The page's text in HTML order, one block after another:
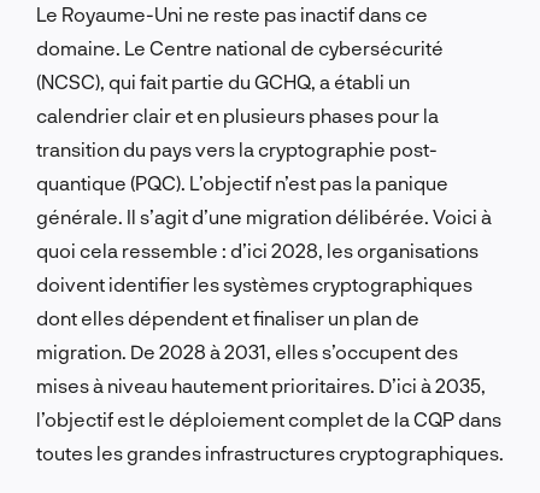
Le Royaume-Uni ne reste pas inactif dans ce
domaine. Le Centre national de cybersécurité
(NCSC), qui fait partie du GCHQ, a établi un
calendrier clair et en plusieurs phases pour la
transition du pays vers la cryptographie post-
quantique (PQC). L’objectif n’est pas la panique
générale. Il s’agit d’une migration délibérée. Voici à
quoi cela ressemble : d’ici 2028, les organisations
doivent identifier les systèmes cryptographiques
dont elles dépendent et finaliser un plan de
migration. De 2028 à 2031, elles s’occupent des
mises à niveau hautement prioritaires. D’ici à 2035,
l’objectif est le déploiement complet de la CQP dans
toutes les grandes infrastructures cryptographiques.